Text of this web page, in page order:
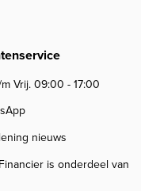
Vrij. 09:00 - 17:00
nieuws
is onderdeel van